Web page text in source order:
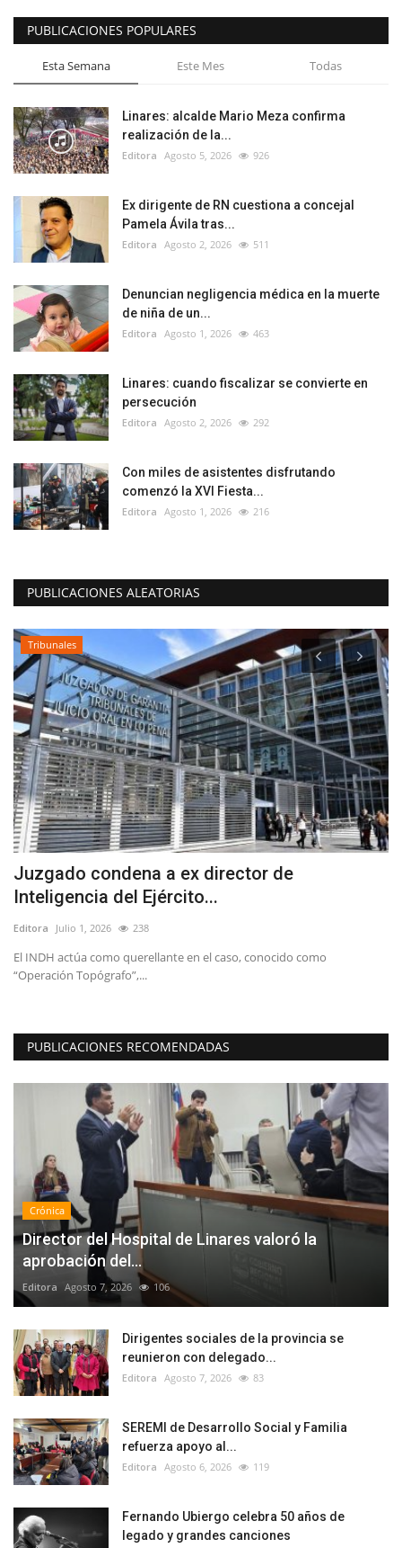
PUBLICACIONES POPULARES
Esta Semana Este Mes Todas
Linares: alcalde Mario Meza confirma
realización de la...
Editora Agosto 5, 2026 926
Ex dirigente de RN cuestiona a concejal
Pamela Ávila tras...
Editora Agosto 2, 2026 511
Denuncian negligencia médica en la muerte
de niña de un...
Editora Agosto 1, 2026 463
Linares: cuando fiscalizar se convierte en
persecución
Editora Agosto 2, 2026 292
Con miles de asistentes disfrutando
comenzó la XVI Fiesta...
Editora Agosto 1, 2026 216
PUBLICACIONES ALEATORIAS
Tribunales
Juzgado condena a ex director de
Inteligencia del Ejército...
Editora Julio 1, 2026 238
El INDH actúa como querellante en el caso, conocido como
“Operación Topógrafo”,...
PUBLICACIONES RECOMENDADAS
Crónica
Director del Hospital de Linares valoró la
aprobación del...
Editora Agosto 7, 2026 106
Dirigentes sociales de la provincia se
reunieron con delegado...
Editora Agosto 7, 2026 83
SEREMI de Desarrollo Social y Familia
refuerza apoyo al...
Editora Agosto 6, 2026 119
Fernando Ubiergo celebra 50 años de
legado y grandes canciones